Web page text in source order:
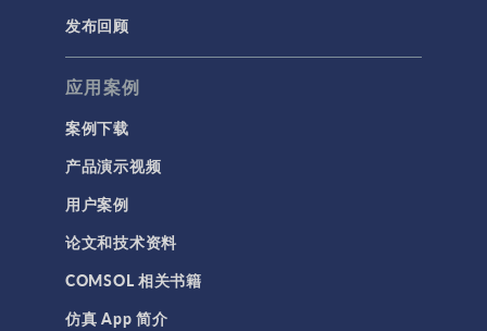
半导体器件
带电粒子追踪
波动光学
等离子体物理
科学新闻
结构 & 声学
MEMS & 压电器件
声学与振动
发布回顾
应用案例
案例下载
产品演示视频
用户案例
论文和技术资料
COMSOL 相关书籍
仿真 App 简介